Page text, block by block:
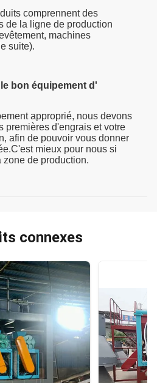
comprennent des
de la ligne de production
machines
suite).
bon équipement d'
approprié, nous devons
premières d'engrais et votre
afin de pouvoir vous donner
mieux pour nous si
de production.
connexes